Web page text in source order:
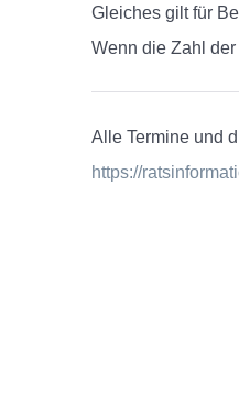
Gleiches gilt für
Wenn die Zahl
Alle Termine und
https://